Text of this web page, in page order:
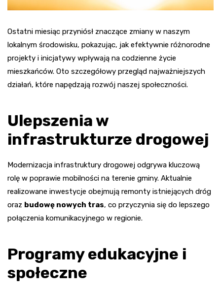
Ostatni miesiąc przyniósł znaczące zmiany w naszym
lokalnym środowisku, pokazując, jak efektywnie różnorodne
projekty i inicjatywy wpływają na codzienne życie
mieszkańców. Oto szczegółowy przegląd najważniejszych
działań, które napędzają rozwój naszej społeczności.
Ulepszenia w
infrastrukturze drogowej
Modernizacja infrastruktury drogowej odgrywa kluczową
rolę w poprawie mobilności na terenie gminy. Aktualnie
realizowane inwestycje obejmują remonty istniejących dróg
oraz budowę nowych tras, co przyczynia się do lepszego
połączenia komunikacyjnego w regionie.
Programy edukacyjne i
społeczne